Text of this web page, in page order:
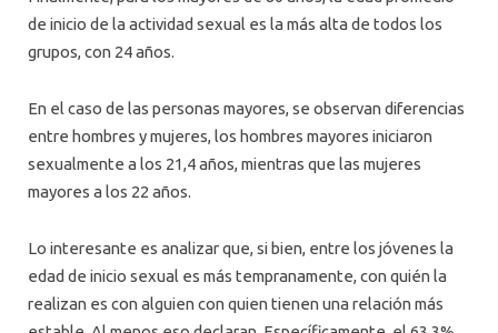
de inicio de la actividad sexual es la más alta de todos los
grupos, con 24 años.
En el caso de las personas mayores, se observan diferencias
entre hombres y mujeres, los hombres mayores iniciaron
sexualmente a los 21,4 años, mientras que las mujeres
mayores a los 22 años.
Lo interesante es analizar que, si bien, entre los jóvenes la
edad de inicio sexual es más tempranamente, con quién la
realizan es con alguien con quien tienen una relación más